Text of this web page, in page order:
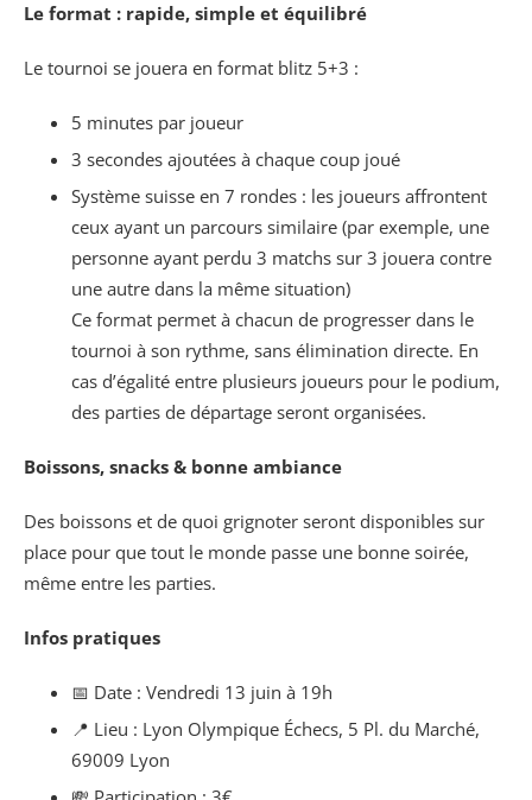
Le format : rapide, simple et équilibré
Le tournoi se jouera en format blitz 5+3 :
5 minutes par joueur
3 secondes ajoutées à chaque coup joué
Système suisse en 7 rondes : les joueurs affrontent
ceux ayant un parcours similaire (par exemple, une
personne ayant perdu 3 matchs sur 3 jouera contre
une autre dans la même situation)
Ce format permet à chacun de progresser dans le
tournoi à son rythme, sans élimination directe. En
cas d’égalité entre plusieurs joueurs pour le podium,
des parties de départage seront organisées.
Boissons, snacks & bonne ambiance
Des boissons et de quoi grignoter seront disponibles sur
place pour que tout le monde passe une bonne soirée,
même entre les parties.
Infos pratiques
📅 Date : Vendredi 13 juin à 19h
📍 Lieu : Lyon Olympique Échecs, 5 Pl. du Marché,
69009 Lyon